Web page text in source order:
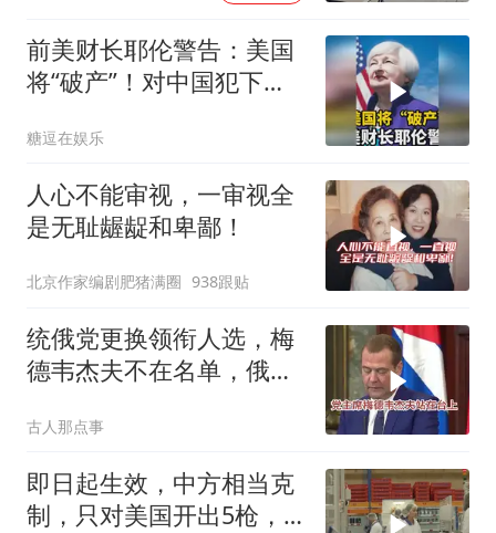
前美财长耶伦警告：美国
将“破产”！对中国犯下两
糖逗在娱乐
人心不能审视，一审视全
是无耻龌龊和卑鄙！
北京作家编剧肥猪满圈 938跟贴
统俄党更换领衔人选，梅
德韦杰夫不在名单，俄政
古人那点事
即日起生效，中方相当克
制，只对美国开出5枪，